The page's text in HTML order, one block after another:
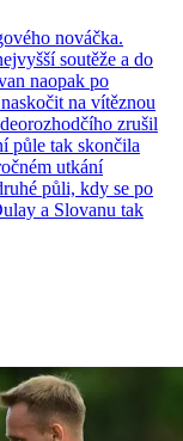
nováčka.
soutěže a do
naopak po
na vítěznou
zrušil
půle tak skončila
utkání
půli, kdy se po
a Slovanu tak